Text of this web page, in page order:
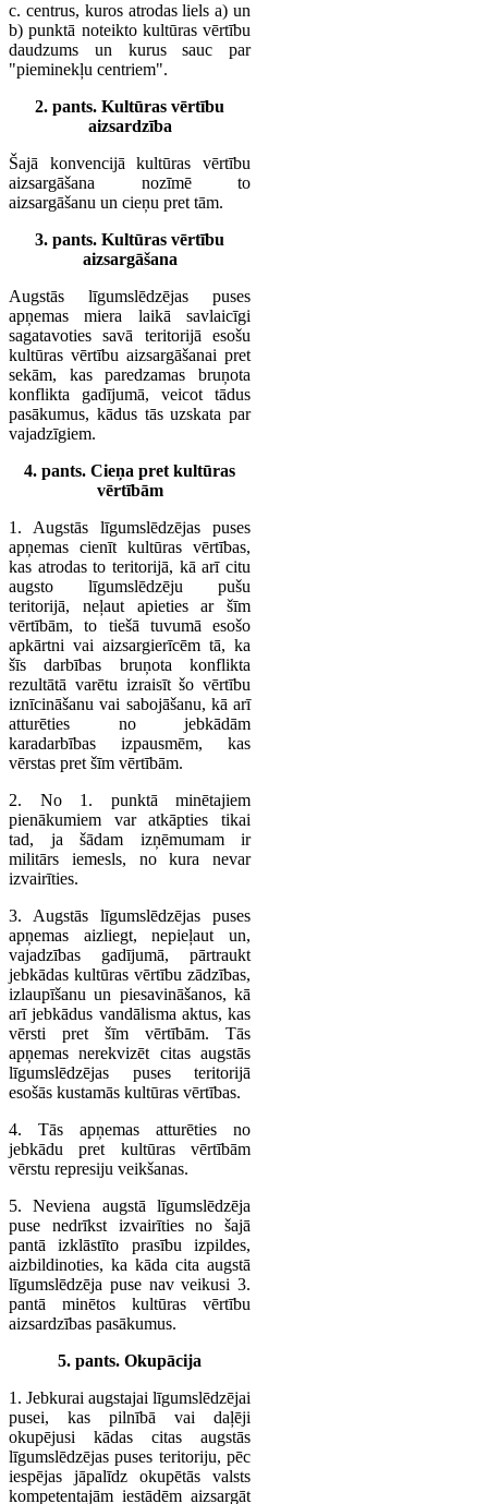
c. centrus, kuros atrodas liels a) un
b) punktā noteikto kultūras vērtību
daudzums un kurus sauc par
"pieminekļu centriem".
2. pants. Kultūras vērtību
aizsardzība
Šajā konvencijā kultūras vērtību
aizsargāšana nozīmē to
aizsargāšanu un cieņu pret tām.
3. pants. Kultūras vērtību
aizsargāšana
Augstās līgumslēdzējas puses
apņemas miera laikā savlaicīgi
sagatavoties savā teritorijā esošu
kultūras vērtību aizsargāšanai pret
sekām, kas paredzamas bruņota
konflikta gadījumā, veicot tādus
pasākumus, kādus tās uzskata par
vajadzīgiem.
4. pants. Cieņa pret kultūras
vērtībām
1. Augstās līgumslēdzējas puses
apņemas cienīt kultūras vērtības,
kas atrodas to teritorijā, kā arī citu
augsto līgumslēdzēju pušu
teritorijā, neļaut apieties ar šīm
vērtībām, to tiešā tuvumā esošo
apkārtni vai aizsargierīcēm tā, ka
šīs darbības bruņota konflikta
rezultātā varētu izraisīt šo vērtību
iznīcināšanu vai sabojāšanu, kā arī
atturēties no jebkādām
karadarbības izpausmēm, kas
vērstas pret šīm vērtībām.
2. No 1. punktā minētajiem
pienākumiem var atkāpties tikai
tad, ja šādam izņēmumam ir
militārs iemesls, no kura nevar
izvairīties.
3. Augstās līgumslēdzējas puses
apņemas aizliegt, nepieļaut un,
vajadzības gadījumā, pārtraukt
jebkādas kultūras vērtību zādzības,
izlaupīšanu un piesavināšanos, kā
arī jebkādus vandālisma aktus, kas
vērsti pret šīm vērtībām. Tās
apņemas nerekvizēt citas augstās
līgumslēdzējas puses teritorijā
esošās kustamās kultūras vērtības.
4. Tās apņemas atturēties no
jebkādu pret kultūras vērtībām
vērstu represiju veikšanas.
5. Neviena augstā līgumslēdzēja
puse nedrīkst izvairīties no šajā
pantā izklāstīto prasību izpildes,
aizbildinoties, ka kāda cita augstā
līgumslēdzēja puse nav veikusi 3.
pantā minētos kultūras vērtību
aizsardzības pasākumus.
5. pants. Okupācija
1. Jebkurai augstajai līgumslēdzējai
pusei, kas pilnībā vai daļēji
okupējusi kādas citas augstās
līgumslēdzējas puses teritoriju, pēc
iespējas jāpalīdz okupētās valsts
kompetentajām iestādēm aizsargāt